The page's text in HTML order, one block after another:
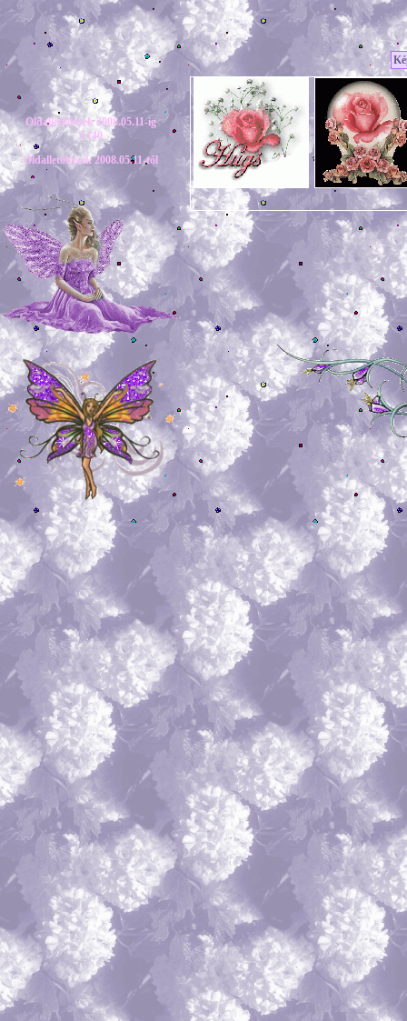
Oldalletöltések 2008.05.11-ig
3 140
Oldalletöltések 2008.05.11-től